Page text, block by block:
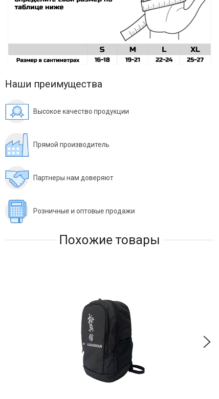
Наши преимущества
Высокое качество продукции
Прямой производитель
Партнеры нам доверяют
Розничные и оптовые продажи
Похожие товары